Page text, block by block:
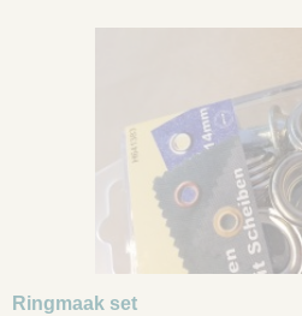
Ringmaak set